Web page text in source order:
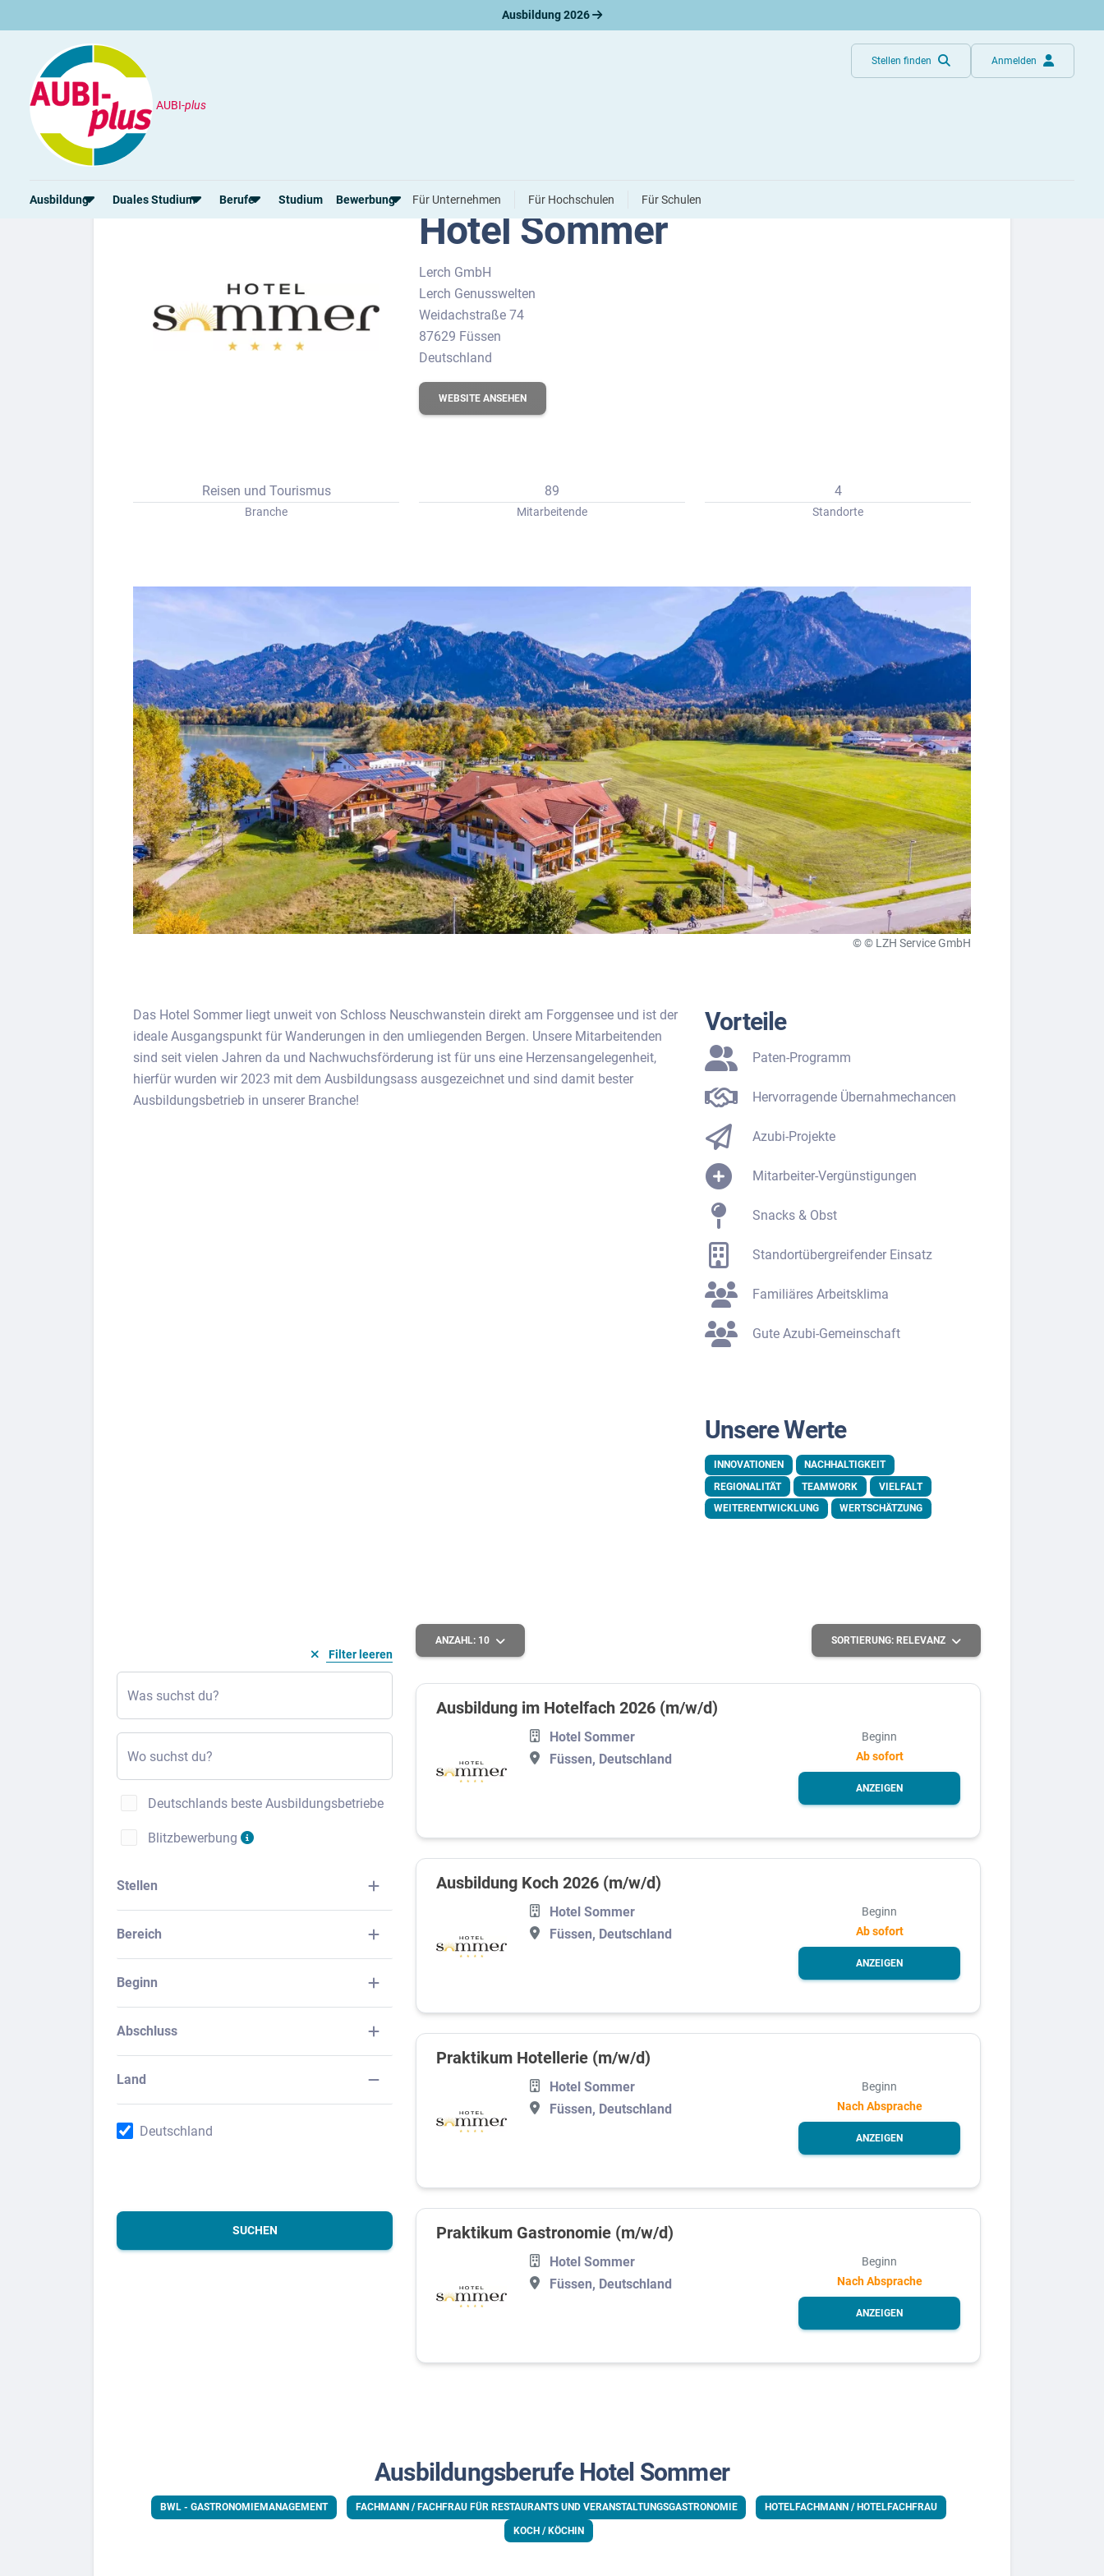
Ausbildung 2026
AUBI-plus
Stellen finden Anmelden
Ausbildung
Lass dich finden
Duales Studium
Duale Studienplätze 2026
Duale Studiengänge von A-Z
Alle Orte von A-Z
Berufe
Gut bezahlte Berufe
Berufe nach Themen
Schülerpraktikum
Berufs-Check starten
Studium Bewerbung
Bewerbungsratgeber
Vorlagen
Online-Bewerbung
Vorstellungsgespräch
Für Unternehmen Für Hochschulen Für Schulen
Unternehmen
Hotel Sommer
Lerch GmbH
Lerch Genusswelten
Weidachstraße 74
87629 Füssen
Deutschland
WEBSITE ANSEHEN
Reisen und Tourismus
Branche
89
Mitarbeitende
4
Standorte
© © LZH Service GmbH
Das Hotel Sommer liegt unweit von Schloss Neuschwanstein direkt am Forggensee und ist der
ideale Ausgangspunkt für Wanderungen in den umliegenden Bergen. Unsere Mitarbeitenden
sind seit vielen Jahren da und Nachwuchsförderung ist für uns eine Herzensangelegenheit,
hierfür wurden wir 2023 mit dem Ausbildungsass ausgezeichnet und sind damit bester
Ausbildungsbetrieb in unserer Branche!
Vorteile
Paten-Programm
Hervorragende Übernahmechancen
Azubi-Projekte
Mitarbeiter-Vergünstigungen
Snacks & Obst
Standortübergreifender Einsatz
Familiäres Arbeitsklima
Gute Azubi-Gemeinschaft
Unsere Werte
INNOVATIONEN
NACHHALTIGKEIT
REGIONALITÄT
TEAMWORK
VIELFALT
WEITERENTWICKLUNG
WERTSCHÄTZUNG
Filter leeren
Was suchst du?
Wo suchst du?
Deutschlands beste Ausbildungsbetriebe
Blitzbewerbung
Stellen
Bereich
Beginn
Abschluss
Land
Deutschland
SUCHEN
ANZAHL: 10 SORTIERUNG: RELEVANZ
Ausbildung im Hotelfach 2026 (m/w/d)
Hotel Sommer
Füssen, Deutschland
Beginn
Ab sofort
ANZEIGEN
Ausbildung Koch 2026 (m/w/d)
Hotel Sommer
Füssen, Deutschland
Beginn
Ab sofort
ANZEIGEN
Praktikum Hotellerie (m/w/d)
Hotel Sommer
Füssen, Deutschland
Beginn
Nach Absprache
ANZEIGEN
Praktikum Gastronomie (m/w/d)
Hotel Sommer
Füssen, Deutschland
Beginn
Nach Absprache
ANZEIGEN
Ausbildungsberufe Hotel Sommer
BWL - GASTRONOMIEMANAGEMENT FACHMANN / FACHFRAU FÜR RESTAURANTS UND VERANSTALTUNGSGASTRONOMIE HOTELFACHMANN / HOTELFACHFRAU
KOCH / KÖCHIN